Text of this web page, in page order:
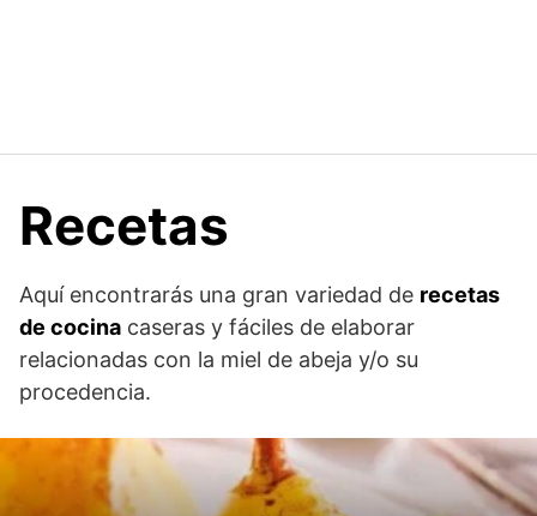
Recetas
Aquí encontrarás una gran variedad de recetas
de cocina caseras y fáciles de elaborar
relacionadas con la miel de abeja y/o su
procedencia.